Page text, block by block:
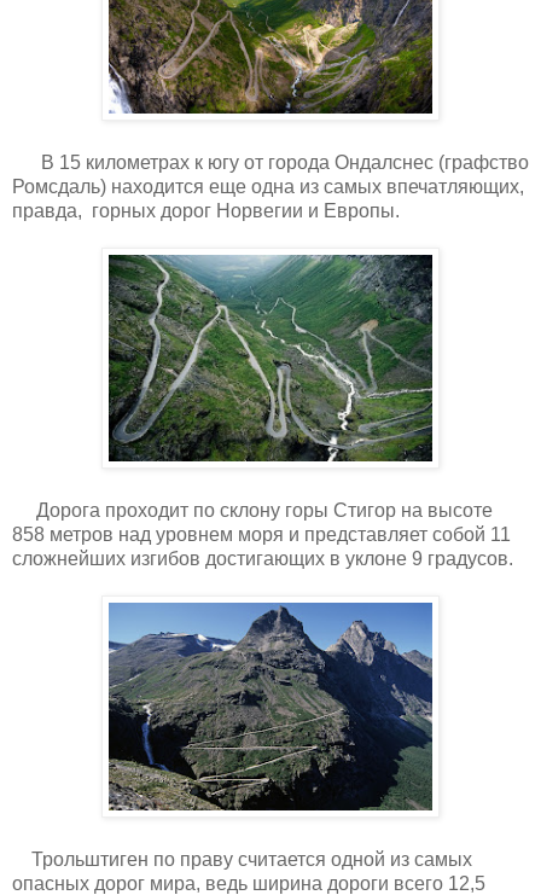
В 15 километрах к югу от города Ондалснес (графство
Ромсдаль) находится еще одна из самых впечатляющих,
правда, горных дорог Норвегии и Европы.
Дорога проходит по склону горы Стигор на высоте
858 метров над уровнем моря и представляет собой 11
сложнейших изгибов достигающих в уклоне 9 градусов.
Трольштиген по праву считается одной из самых
опасных дорог мира, ведь ширина дороги всего 12,5